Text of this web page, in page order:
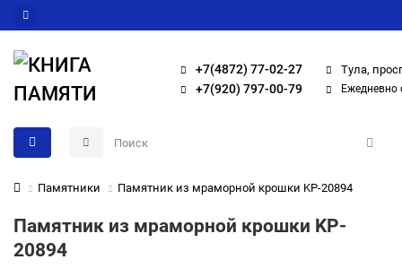
+7(4872) 77-02-27
+7(920) 797-00-79
Тула,
Ежедневно
Памятники Памятник из мраморной крошки KP-20894
Памятник из мраморной крошки KP-
20894